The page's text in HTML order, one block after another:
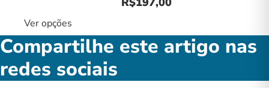
Ver opções
produto
tem
várias
variantes.
Compartilhe este artigo nas
redes sociais